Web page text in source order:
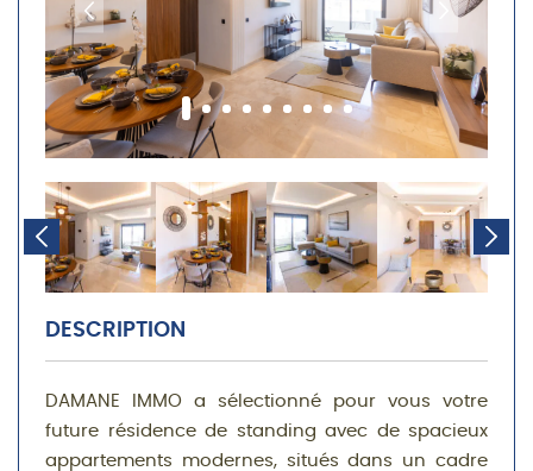
DESCRIPTION
DAMANE IMMO a sélectionné pour vous votre
future résidence de standing avec de spacieux
appartements modernes, situés dans un cadre